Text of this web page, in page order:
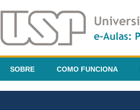
SOBRE COMO FUNCIONA